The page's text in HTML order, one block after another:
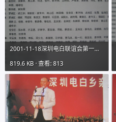
2001-11-18深圳电白联谊会第一期会刊图片01IMG_9731 (22).JPG
819.6 KB · 查看: 813